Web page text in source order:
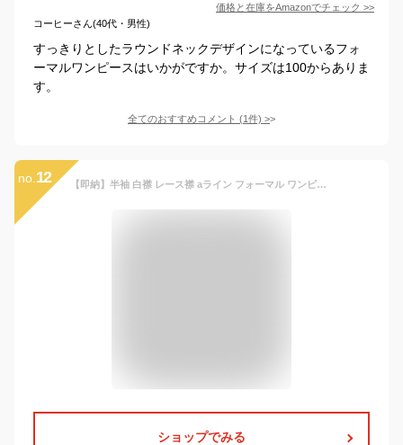
価格と在庫をAmazonでチェック >>
コーヒーさん(40代・男性)
すっきりとしたラウンドネックデザインになっているフォ
ーマルワンピースはいかがですか。サイズは100からありま
す。
全てのおすすめコメント (1件) >
no. 12 【即納】半袖 白襟 レース襟 aライン フォーマル ワンピース キッズ 子供服 ポケット付き ノ女の子 こども服 子ども服 無地 プチプラ 春 夏 礼服 喪服 法事 100cm 110cm 120cm 130cm 140cm 通園 通学 プレゼント ブラック ハロウィン コスプレ
ショップでみる